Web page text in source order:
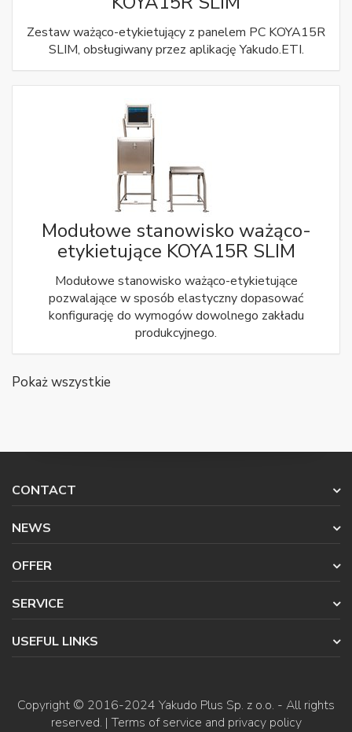
Zestaw ważąco-etykietujący z panelem PC KOYA15R
SLIM, obsługiwany przez aplikację Yakudo.ETI.
Modułowe stanowisko ważąco-
etykietujące KOYA15R SLIM
Modułowe stanowisko ważąco-etykietujące
pozwalające w sposób elastyczny dopasować
konfigurację do wymogów dowolnego zakładu
produkcyjnego.
Pokaż wszystkie
CONTACT
NEWS
OFFER
SERVICE
USEFUL LINKS
Copyright © 2016-2024 Yakudo Plus Sp. z o.o. - All rights
reserved. |Terms of service and privacy policy